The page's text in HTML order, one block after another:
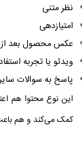
نظر متنی
امتیازدهی
عکس محصول بعد از
ویدئو یا تجربه
پاسخ به سوالات
این نوع محتوا هم
کمک می‌کند و هم